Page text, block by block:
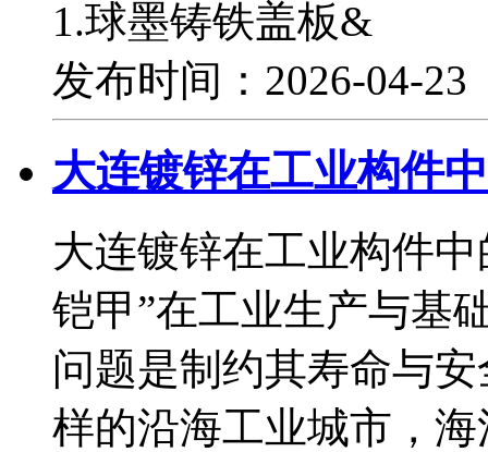
1.球墨铸铁盖板&
发布时间：2026-04-
大连镀锌在工业构件
大连镀锌在工业构件
铠甲”在工业生产与基
问题是制约其寿命与
样的沿海工业城市，